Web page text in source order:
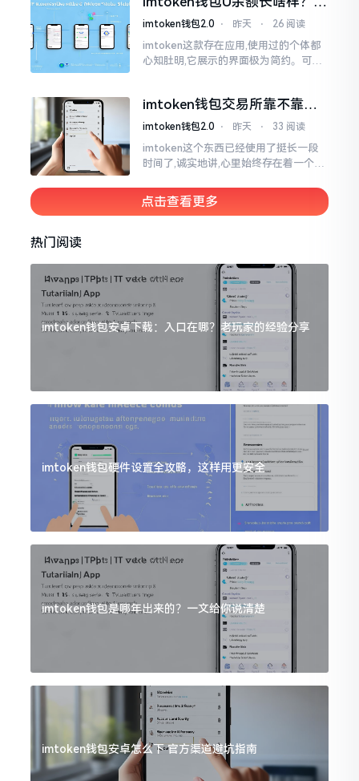
图这样看
imtoken钱包2.0 ⋅ 昨天 ⋅ 26 阅读
imtoken这款存在应用,使用过的个体都
心知肚明,它展示的界面极为简约。可是,
imtoken钱包交易所靠不靠
谱？老玩家说说心里话
imtoken钱包2.0 ⋅ 昨天 ⋅ 33 阅读
imtoken这个东西已经使用了挺长一段
时间了,诚实地讲,心里始终存在着一个疙
边就稍微有点让人不放心。今天来谈论
这个事情
点击查看更多
热门阅读
imtoken钱包安卓下载：入口在哪？老玩家的经验分享
imtoken钱包硬件设置全攻略，这样用更安全
imtoken钱包是哪年出来的？一文给你说清楚
imtoken钱包安卓怎么下 官方渠道避坑指南